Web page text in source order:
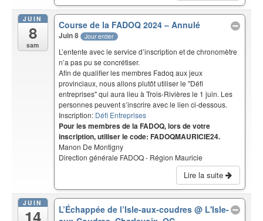
JUIN
8
sam
Course de la FADOQ 2024 – Annulé
Juin 8 Jour entier
L’entente avec le service d’inscription et de chronomètre
n’a pas pu se concrétiser.
Afin de qualifier les membres Fadoq aux jeux
provinciaux, nous allons plutôt utiliser le "Défi
entreprises" qui aura lieu à Trois-Rivières le 1 juin. Les
personnes peuvent s’inscrire avec le lien ci-dessous.
Inscription: Défi Entreprises
Pour les membres de la FADOQ, lors de votre
inscription, utiliser le code: FADOQMAURICIE24.
Manon De Montigny
Direction générale FADOQ - Région Mauricie
Lire la suite
JUIN
14 L’Échappée de l’Isle-aux-coudres@ L'Isle-